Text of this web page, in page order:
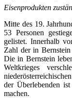
Eisenprodukten
Mitte des 19.
53 Personen
gelistet. Innerhalb
Zahl der in
Die in Bernstein
Weltkrieges
der Überlebenden
machen.